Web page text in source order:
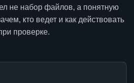
не набор файлов, а понятную
кто ведет и как действовать
проверке.